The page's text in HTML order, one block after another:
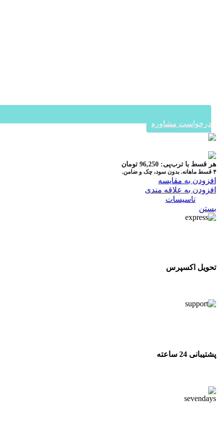
درخواست مشاوره
هر قسط با ترب‌پی: 96,250 تومان
۴ قسط ماهانه. بدون سود، چک و ضامن.
افزودن به مقایسه
افزودن به علاقه مندی
تاسیسات
بستن
تحویل اکسپرس
پشتیبانی 24 ساعته